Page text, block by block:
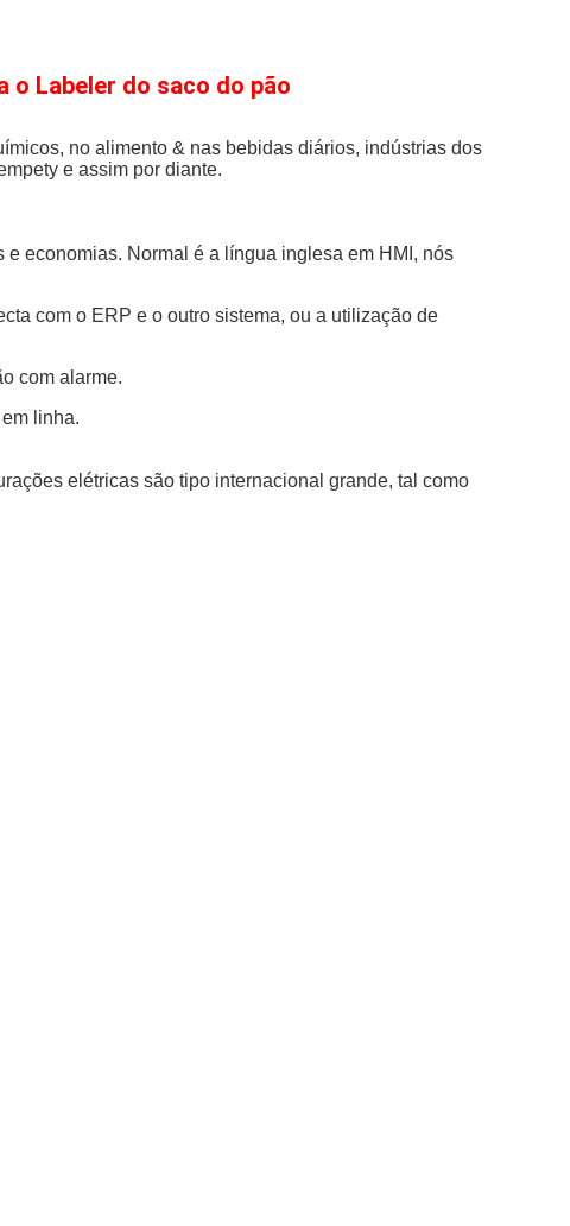
o Labeler do saco do pão
no alimento & nas bebidas diários, indústrias dos
e assim por diante.
economias. Normal é a língua inglesa em HMI, nós
com o ERP e o outro sistema, ou a utilização de
com alarme.
linha.
elétricas são tipo internacional grande, tal como